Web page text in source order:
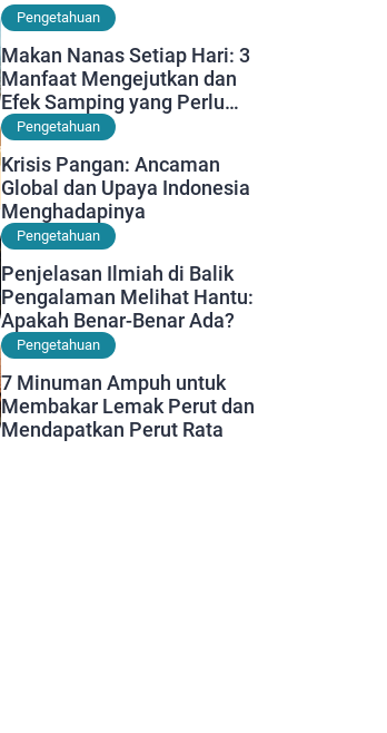
Pengetahuan
Makan Nanas Setiap Hari: 3
Manfaat Mengejutkan dan
Efek Samping yang Perlu
Diwaspadai
Pengetahuan
Krisis Pangan: Ancaman
Global dan Upaya Indonesia
Menghadapinya
Pengetahuan
Penjelasan Ilmiah di Balik
Pengalaman Melihat Hantu:
Apakah Benar-Benar Ada?
Pengetahuan
7 Minuman Ampuh untuk
Membakar Lemak Perut dan
Mendapatkan Perut Rata